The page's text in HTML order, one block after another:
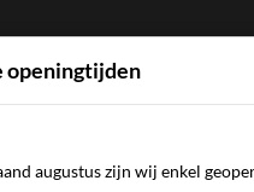
openingtijden
augustus zijn wij enkel